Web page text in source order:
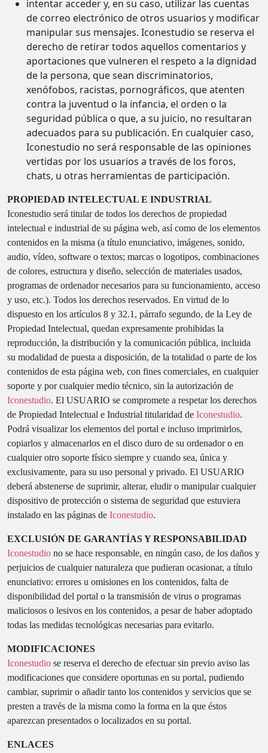
intentar acceder y, en su caso, utilizar las cuentas
de correo electrónico de otros usuarios y modificar
manipular sus mensajes. Iconestudio se reserva el
derecho de retirar todos aquellos comentarios y
aportaciones que vulneren el respeto a la dignidad
de la persona, que sean discriminatorios,
xenófobos, racistas, pornográficos, que atenten
contra la juventud o la infancia, el orden o la
seguridad pública o que, a su juicio, no resultaran
adecuados para su publicación. En cualquier caso,
Iconestudio no será responsable de las opiniones
vertidas por los usuarios a través de los foros,
chats, u otras herramientas de participación.
PROPIEDAD INTELECTUAL E INDUSTRIAL
Iconestudio será titular de todos los derechos de propiedad
intelectual e industrial de su página web, así como de los elementos
contenidos en la misma (a título enunciativo, imágenes, sonido,
audio, vídeo, software o textos; marcas o logotipos, combinaciones
de colores, estructura y diseño, selección de materiales usados,
programas de ordenador necesarios para su funcionamiento, acceso
y uso, etc.). Todos los derechos reservados. En virtud de lo
dispuesto en los artículos 8 y 32.1, párrafo segundo, de la Ley de
Propiedad Intelectual, quedan expresamente prohibidas la
reproducción, la distribución y la comunicación pública, incluida
su modalidad de puesta a disposición, de la totalidad o parte de los
contenidos de esta página web, con fines comerciales, en cualquier
soporte y por cualquier medio técnico, sin la autorización de
Iconestudio. El USUARIO se compromete a respetar los derechos
de Propiedad Intelectual e Industrial titularidad de Iconestudio.
Podrá visualizar los elementos del portal e incluso imprimirlos,
copiarlos y almacenarlos en el disco duro de su ordenador o en
cualquier otro soporte físico siempre y cuando sea, única y
exclusivamente, para su uso personal y privado. El USUARIO
deberá abstenerse de suprimir, alterar, eludir o manipular cualquier
dispositivo de protección o sistema de seguridad que estuviera
instalado en las páginas de Iconestudio.
EXCLUSIÓN DE GARANTÍAS Y RESPONSABILIDAD
Iconestudio no se hace responsable, en ningún caso, de los daños y
perjuicios de cualquier naturaleza que pudieran ocasionar, a título
enunciativo: errores u omisiones en los contenidos, falta de
disponibilidad del portal o la transmisión de virus o programas
maliciosos o lesivos en los contenidos, a pesar de haber adoptado
todas las medidas tecnológicas necesarias para evitarlo.
MODIFICACIONES
Iconestudio se reserva el derecho de efectuar sin previo aviso las
modificaciones que considere oportunas en su portal, pudiendo
cambiar, suprimir o añadir tanto los contenidos y servicios que se
presten a través de la misma como la forma en la que éstos
aparezcan presentados o localizados en su portal.
ENLACES